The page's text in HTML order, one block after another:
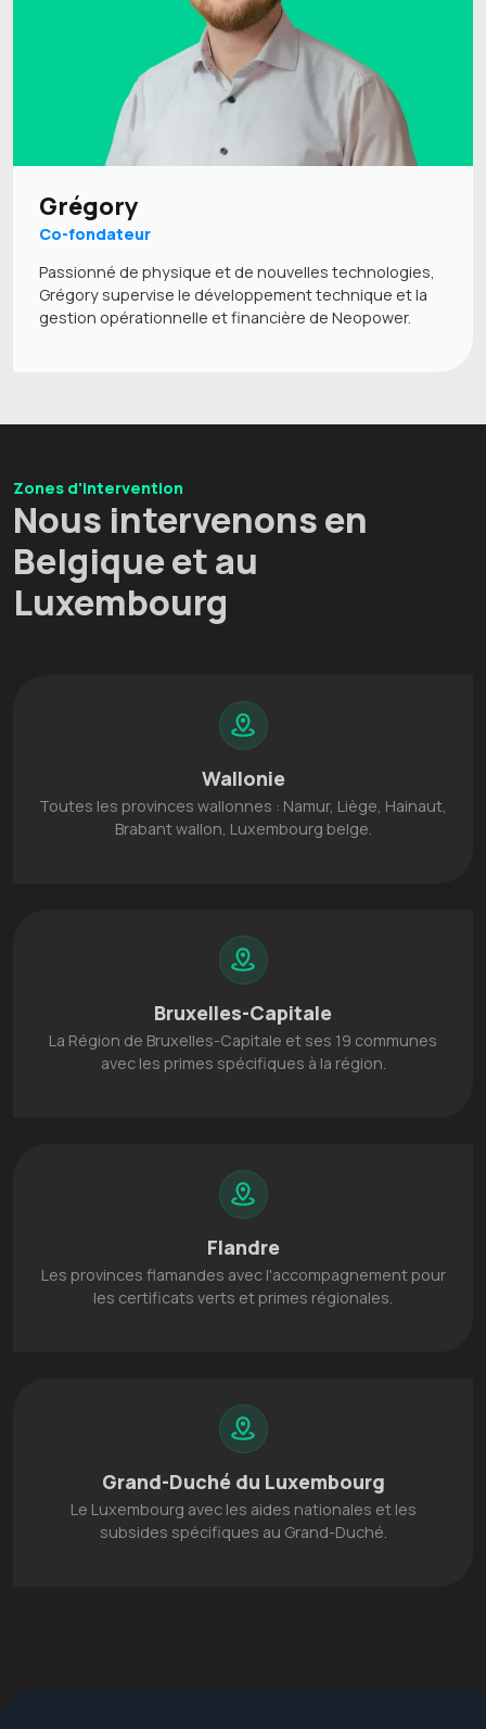
Grégory
Co-fondateur
Passionné de physique et de nouvelles technologies,
Grégory supervise le développement technique et la
gestion opérationnelle et financière de Neopower.
Zones d'intervention
Nous intervenons en
Belgique et au
Luxembourg
Wallonie
Toutes les provinces wallonnes : Namur, Liège, Hainaut,
Brabant wallon, Luxembourg belge.
Bruxelles-Capitale
La Région de Bruxelles-Capitale et ses 19 communes
avec les primes spécifiques à la région.
Flandre
Les provinces flamandes avec l'accompagnement pour
les certificats verts et primes régionales.
Grand-Duché du Luxembourg
Le Luxembourg avec les aides nationales et les
subsides spécifiques au Grand-Duché.